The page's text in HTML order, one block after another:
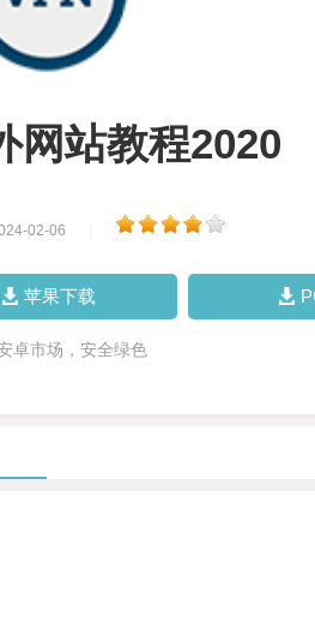
网站教程2020
02-06
苹果下载
卓市场，安全绿色